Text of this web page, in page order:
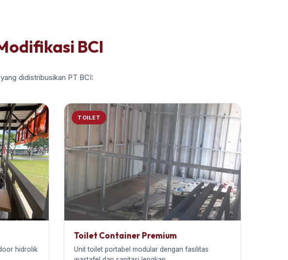
BCI
didistribusikan PT BCI:
hidrolik
TOILET
Toilet Container Premium
Unit toilet portabel modular dengan fasilitas